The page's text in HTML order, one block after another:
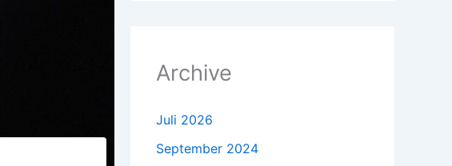
Archive
Juli 2026
September 2024